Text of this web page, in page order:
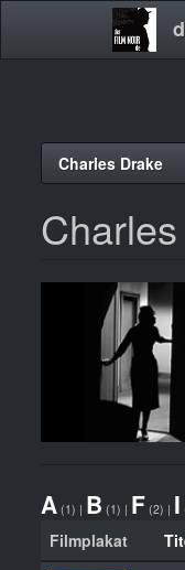
Main
Charles Drake
A (1) | B (1) | F (2) | I
Filmplakat